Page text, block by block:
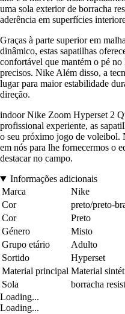
uma sola exterior de borracha
aderência em superfícies
Graças à parte superior em
dinâmico, estas sapatilhas
confortável que mantém o pé
precisos. Nike Além disso, a
lugar para maior estabilidade
direção.
indoor Nike Zoom Hyperset 2
profissional experiente, as
o seu próximo jogo de voleibol.
em nós para lhe fornecermos o
destacar no campo.
Informações adicionais
Marca
Nike
Cor
preto/preto-
Cor
Preto
Género
Misto
Grupo etário
Adulto
Sortido
Hyperset
Material principal Material
Sola
borracha
Loading...
Loading...